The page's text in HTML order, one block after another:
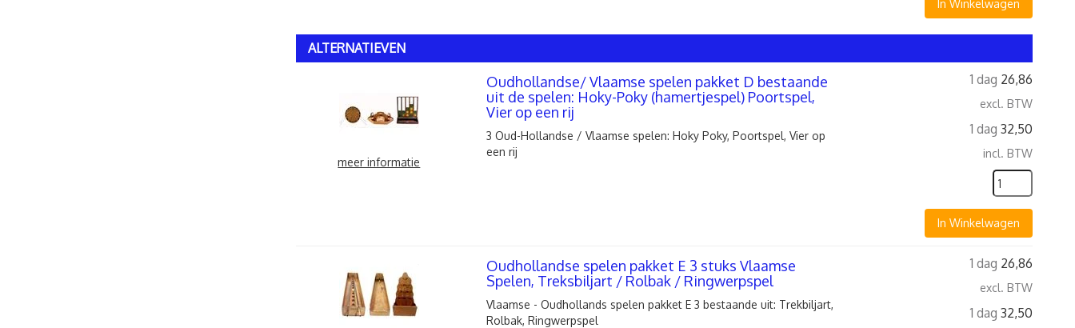
In Winkelwagen
ALTERNATIEVEN
meer informatie
1 dag 26,86
excl. BTW
1 dag 32,50
incl. BTW
In Winkelwagen
Oudhollandse/ Vlaamse spelen pakket D bestaande
uit de spelen: Hoky-Poky (hamertjespel) Poortspel,
Vier op een rij
3 Oud-Hollandse / Vlaamse spelen: Hoky Poky, Poortspel, Vier op
een rij
1 dag 26,86
excl. BTW
1 dag 32,50
Oudhollandse spelen pakket E 3 stuks Vlaamse
Spelen, Treksbiljart / Rolbak / Ringwerpspel
Vlaamse - Oudhollands spelen pakket E 3 bestaande uit: Trekbiljart,
Rolbak, Ringwerpspel